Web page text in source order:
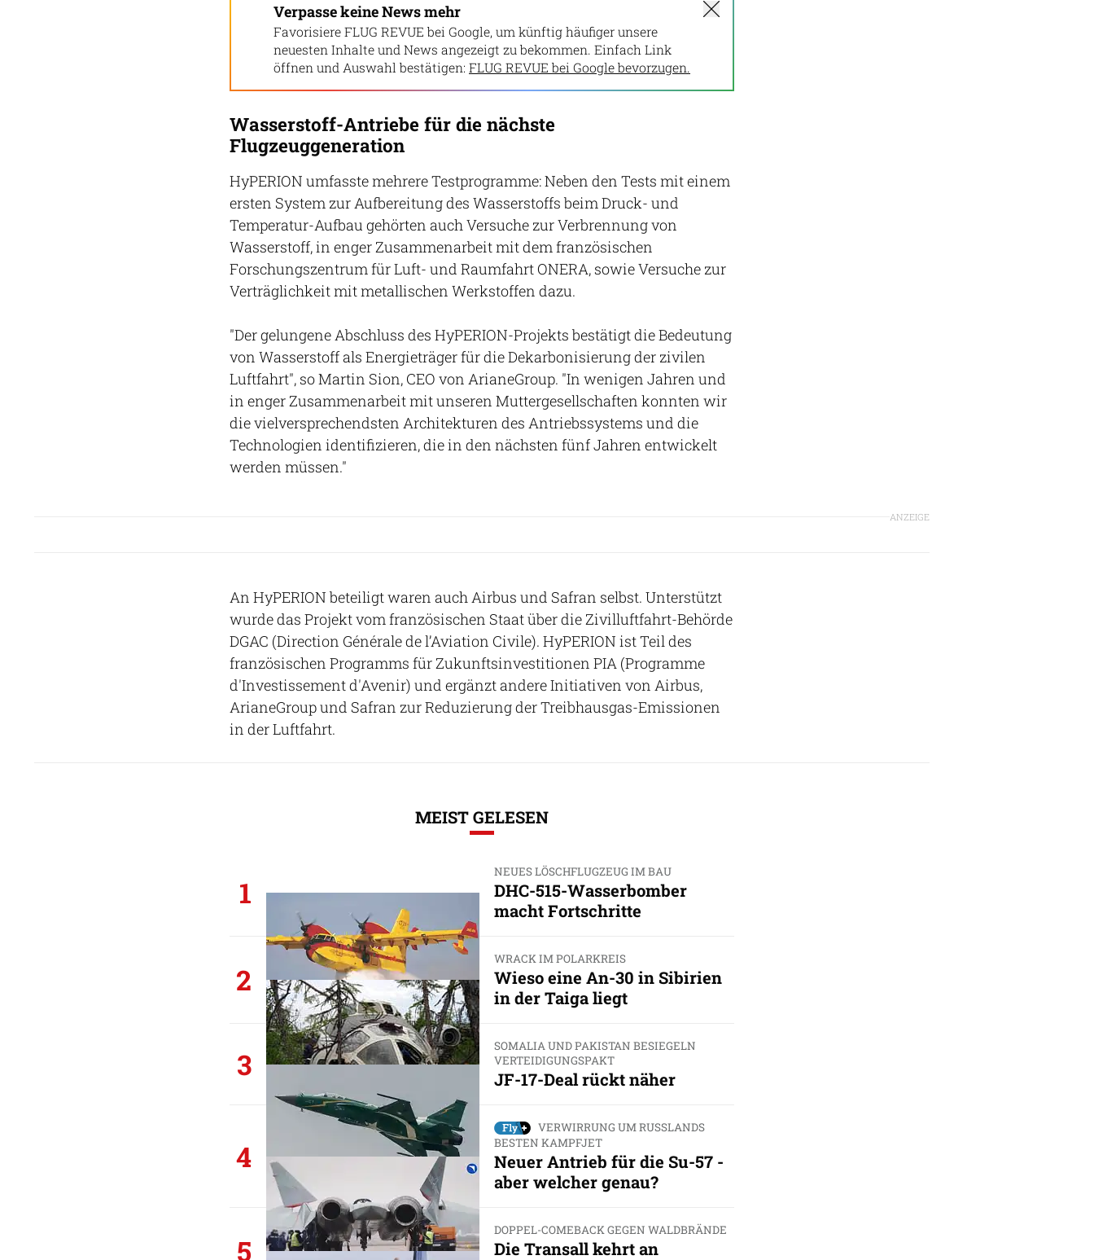
Verpasse keine News mehr
Favorisiere FLUG REVUE bei Google, um künftig häufiger unsere
neuesten Inhalte und News angezeigt zu bekommen. Einfach Link
öffnen und Auswahl bestätigen: FLUG REVUE bei Google bevorzugen.
Wasserstoff-Antriebe für die nächste
Flugzeuggeneration
HyPERION umfasste mehrere Testprogramme: Neben den Tests mit einem
ersten System zur Aufbereitung des Wasserstoffs beim Druck- und
Temperatur-Aufbau gehörten auch Versuche zur Verbrennung von
Wasserstoff, in enger Zusammenarbeit mit dem französischen
Forschungszentrum für Luft- und Raumfahrt ONERA, sowie Versuche zur
Verträglichkeit mit metallischen Werkstoffen dazu.
"Der gelungene Abschluss des HyPERION-Projekts bestätigt die Bedeutung
von Wasserstoff als Energieträger für die Dekarbonisierung der zivilen
Luftfahrt", so Martin Sion, CEO von ArianeGroup. "In wenigen Jahren und
in enger Zusammenarbeit mit unseren Muttergesellschaften konnten wir
die vielversprechendsten Architekturen des Antriebssystems und die
Technologien identifizieren, die in den nächsten fünf Jahren entwickelt
werden müssen."
ANZEIGE
An HyPERION beteiligt waren auch Airbus und Safran selbst. Unterstützt
wurde das Projekt vom französischen Staat über die Zivilluftfahrt-Behörde
DGAC (Direction Générale de l’Aviation Civile). HyPERION ist Teil des
französischen Programms für Zukunftsinvestitionen PIA (Programme
d'Investissement d'Avenir) und ergänzt andere Initiativen von Airbus,
ArianeGroup und Safran zur Reduzierung der Treibhausgas-Emissionen
in der Luftfahrt.
MEIST GELESEN
1
NEUES LÖSCHFLUGZEUG IM BAU
DHC-515-Wasserbomber
macht Fortschritte
2
WRACK IM POLARKREIS
Wieso eine An-30 in Sibirien
in der Taiga liegt
3
SOMALIA UND PAKISTAN BESIEGELN
VERTEIDIGUNGSPAKT
JF-17-Deal rückt näher
4
VERWIRRUNG UM RUSSLANDS
BESTEN KAMPFJET
Neuer Antrieb für die Su-57 -
aber welcher genau?
5
DOPPEL-COMEBACK GEGEN WALDBRÄNDE
Die Transall kehrt an